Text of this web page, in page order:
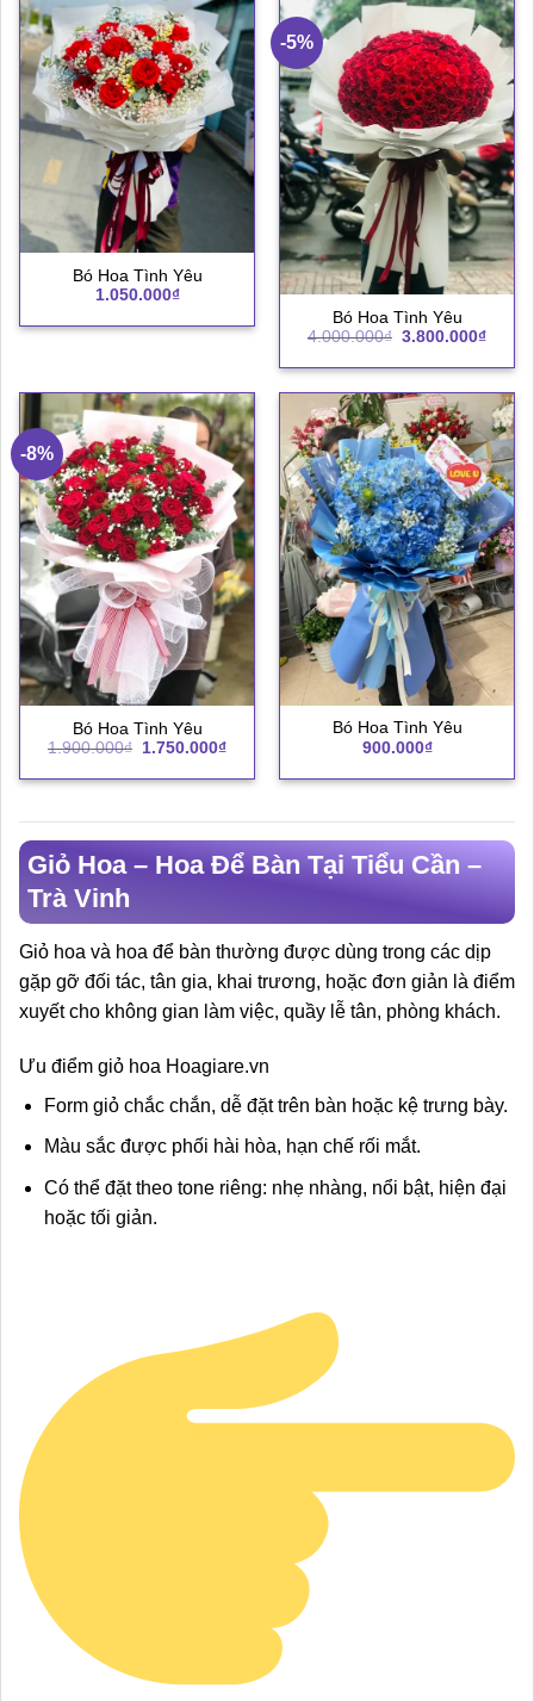
Bó Hoa Tình Yêu
1.050.000₫
-5%
Bó Hoa Tình Yêu
4.000.000₫ Giá
là:
3.800.000₫Giá
tại
-8%
Bó Hoa Tình Yêu
1.900.000₫
Giá
là:
1.750.000₫Giá
tại
Bó Hoa Tình Yêu
900.000₫
Giỏ Hoa – Hoa Để Bàn Tại Tiểu Cần –
Trà Vinh
Giỏ hoa và hoa để bàn thường được dùng trong các dịp
gặp gỡ đối tác, tân gia, khai trương, hoặc đơn giản là điểm
xuyết cho không gian làm việc, quầy lễ tân, phòng khách.
Ưu điểm giỏ hoa Hoagiare.vn
Form giỏ chắc chắn, dễ đặt trên bàn hoặc kệ trưng bày.
Màu sắc được phối hài hòa, hạn chế rối mắt.
Có thể đặt theo tone riêng: nhẹ nhàng, nổi bật, hiện đại
hoặc tối giản.